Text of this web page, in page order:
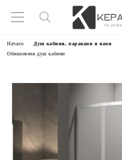
Начало Душ кабини, паравани и вани
Обикновени душ кабини